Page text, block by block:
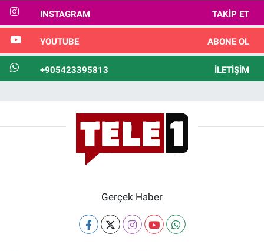
INSTAGRAM TAKIP ET
YOUTUBE ABONE OL
+905423395813 İLETIŞIM
Gerçek Haber